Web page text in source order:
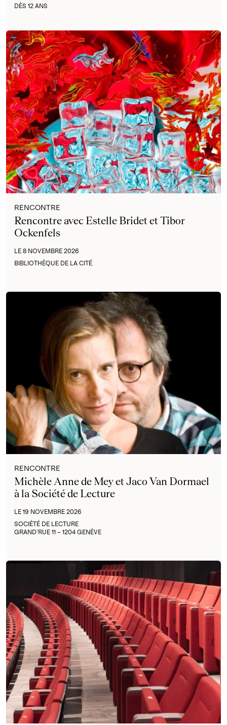
DÈS 12 ANS
RENCONTRE
Rencontre avec Estelle Bridet et Tibor
Ockenfels
LE 8 NOVEMBRE 2026
BIBLIOTHÈQUE DE LA CITÉ
RENCONTRE
Michèle Anne de Mey et Jaco Van Dormael
à la Société de Lecture
LE 19 NOVEMBRE 2026
SOCIÉTÉ DE LECTURE
GRAND’RUE 11 – 1204 GENÈVE